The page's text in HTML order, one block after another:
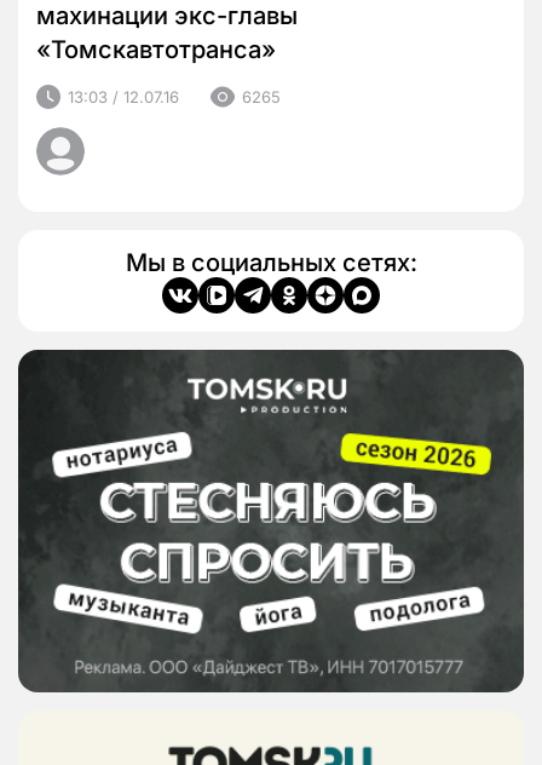
махинации экс-главы
«Томскавтотранса»
13:03 / 12.07.16 6265
Мы в социальных сетях: